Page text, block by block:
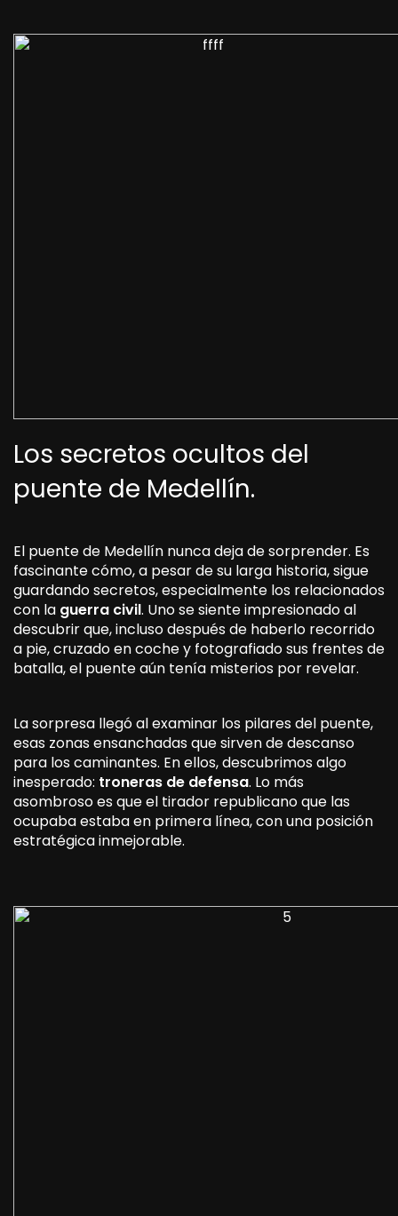
Los secretos ocultos del
puente de Medellín.
El puente de Medellín nunca deja de sorprender. Es
fascinante cómo, a pesar de su larga historia, sigue
guardando secretos, especialmente los relacionados
con la guerra civil. Uno se siente impresionado al
descubrir que, incluso después de haberlo recorrido
a pie, cruzado en coche y fotografiado sus frentes de
batalla, el puente aún tenía misterios por revelar.
La sorpresa llegó al examinar los pilares del puente,
esas zonas ensanchadas que sirven de descanso
para los caminantes. En ellos, descubrimos algo
inesperado: troneras de defensa. Lo más
asombroso es que el tirador republicano que las
ocupaba estaba en primera línea, con una posición
estratégica inmejorable.